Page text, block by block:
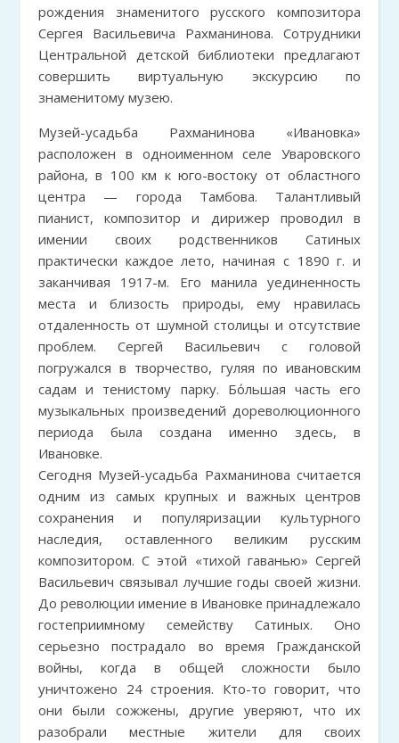
рождения знаменитого русского композитора
Сергея Васильевича Рахманинова. Сотрудники
Центральной детской библиотеки предлагают
совершить виртуальную экскурсию по
знаменитому музею.
Музей-усадьба Рахманинова «Ивановка»
расположен в одноименном селе Уваровского
района, в 100 км к юго-востоку от областного
центра — города Тамбова. Талантливый
пианист, композитор и дирижер проводил в
имении своих родственников Сатиных
практически каждое лето, начиная с 1890 г. и
заканчивая 1917-м. Его манила уединенность
места и близость природы, ему нравилась
отдаленность от шумной столицы и отсутствие
проблем. Сергей Васильевич с головой
погружался в творчество, гуляя по ивановским
садам и тенистому парку. Бо́льшая часть его
музыкальных произведений дореволюционного
периода была создана именно здесь, в
Ивановке.
Сегодня Музей-усадьба Рахманинова считается
одним из самых крупных и важных центров
сохранения и популяризации культурного
наследия, оставленного великим русским
композитором. С этой «тихой гаванью» Сергей
Васильевич связывал лучшие годы своей жизни.
До революции имение в Ивановке принадлежало
гостеприимному семейству Сатиных. Оно
серьезно пострадало во время Гражданской
войны, когда в общей сложности было
уничтожено 24 строения. Кто-то говорит, что
они были сожжены, другие уверяют, что их
разобрали местные жители для своих